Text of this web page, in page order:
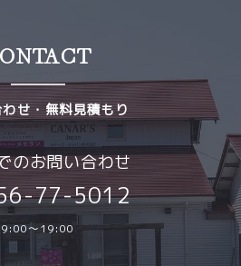
せ・無料見積もり
のお問い合わせ
77-5012
9:00～19:00